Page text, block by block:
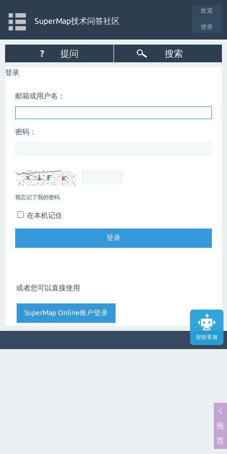
智能客服
欢迎
登录
SuperMap技术问答社区
? 提问 搜索
登录
邮箱或用户名：
密码：
我忘记了我的密码
在本机记住
或者您可以直接使用